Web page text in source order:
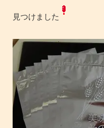
見つけました